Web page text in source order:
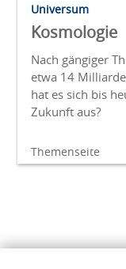
Universum
Kosmologie
Nach gängiger
etwa 14
hat es sich bis
Zukunft aus?
Themenseite